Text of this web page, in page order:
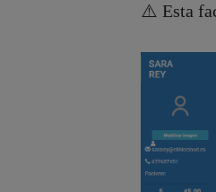
⚠️ Esta